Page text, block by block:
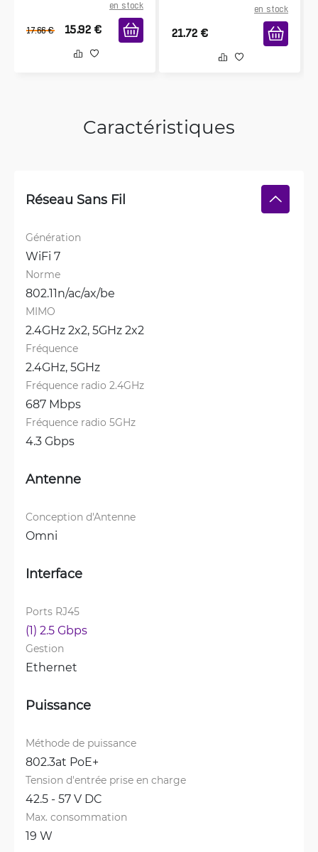
en stock
17.66 € 15.92 €
en stock
21.72 €
Caractéristiques
Réseau Sans Fil
Génération
WiFi 7
Norme
802.11n/ac/ax/be
MIMO
2.4GHz 2x2, 5GHz 2x2
Fréquence
2.4GHz, 5GHz
Fréquence radio 2.4GHz
687 Mbps
Fréquence radio 5GHz
4.3 Gbps
Antenne
Conception d'Antenne
Omni
Interface
Ports RJ45
(1) 2.5 Gbps
Gestion
Ethernet
Puissance
Méthode de puissance
802.3at PoE+
Tension d'entrée prise en charge
42.5 - 57 V DC
Max. consommation
19 W